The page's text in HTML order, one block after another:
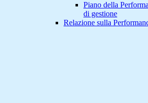
Piano della
di gestione
Relazione sulla